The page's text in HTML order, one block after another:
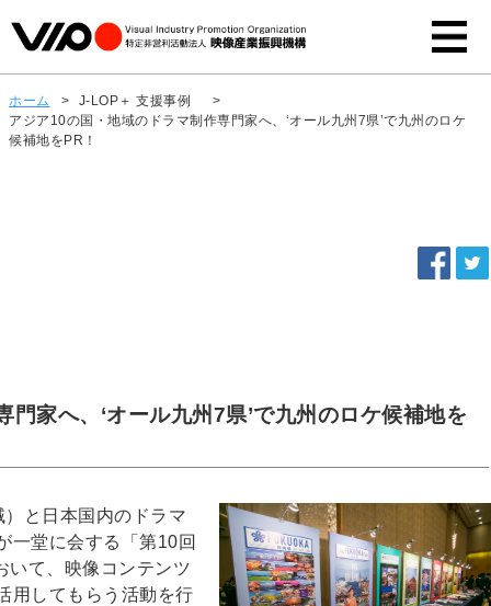
ホーム > J-LOP＋ 支援事例
>
アジア10の国・地域のドラマ制作専門家へ、‘オール九州7県’で九州のロケ
候補地をPR！
家へ、‘オール九州7県’で九州のロケ候補地を
と日本国内のドラマ
一堂に会する「第10回
いて、映像コンテンツ
用してもらう活動を行